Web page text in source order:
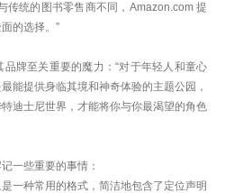
传统的图书零售商不同，Amazon.com 提
的选择。”
牌至关重要的魔力：“对于年轻人和童心
能提供身临其境和神奇体验的主题公园，
迪士尼世界，才能将你与你最渴望的角色
一些重要的事情：
一种常用的格式，简洁地包含了定位声明